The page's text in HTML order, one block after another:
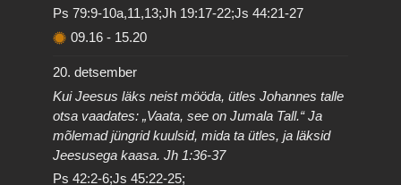
Ps 79:9-10a,11,13;Jh 19:17-22;Js 44:21-27
09.16 - 15.20
20. detsember
Kui Jeesus läks neist mööda, ütles Johannes talle
otsa vaadates: „Vaata, see on Jumala Tall.“ Ja
mõlemad jüngrid kuulsid, mida ta ütles, ja läksid
Jeesusega kaasa. Jh 1:36-37
Ps 42:2-6;Js 45:22-25;